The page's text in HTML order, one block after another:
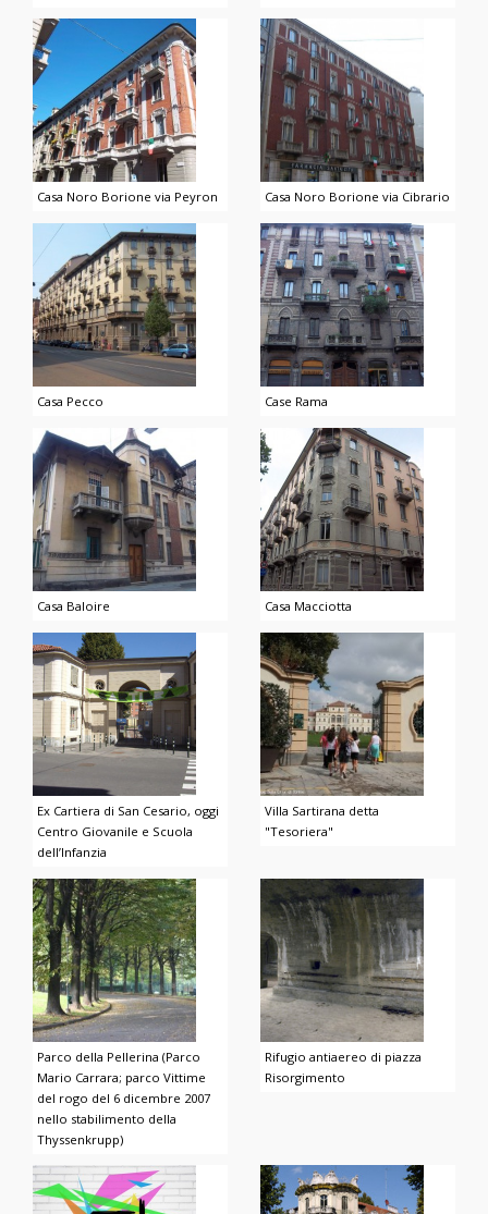
Casa Noro Borione via Peyron Casa Noro Borione via Cibrario
Casa Pecco Case Rama
Casa Baloire Casa Macciotta
Ex Cartiera di San Cesario, oggi
Centro Giovanile e Scuola
dell’Infanzia
Villa Sartirana detta
"Tesoriera"
Parco della Pellerina (Parco
Mario Carrara; parco Vittime
del rogo del 6 dicembre 2007
nello stabilimento della
Thyssenkrupp)
Rifugio antiaereo di piazza
Risorgimento